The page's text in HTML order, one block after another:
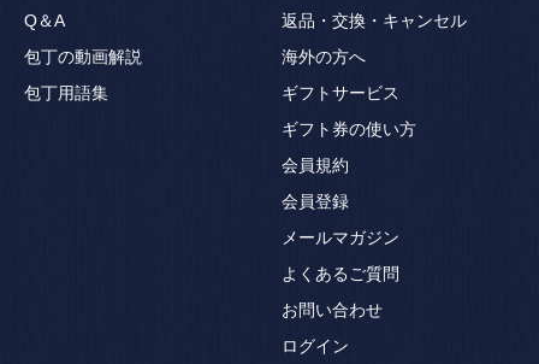
Q＆A
包丁の動画解説
包丁用語集
返品・交換・キャンセル
海外の方へ
ギフトサービス
ギフト券の使い方
会員規約
会員登録
メールマガジン
よくあるご質問
お問い合わせ
ログイン